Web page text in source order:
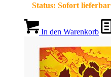
Status: Sofort lieferbar
In den Warenkorb